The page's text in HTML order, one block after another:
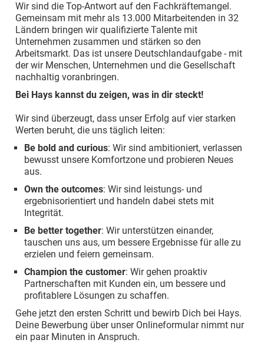
Wir sind die Top-Antwort auf den Fachkräftemangel.
Gemeinsam mit mehr als 13.000 Mitarbeitenden in 32
Ländern bringen wir qualifizierte Talente mit
Unternehmen zusammen und stärken so den
Arbeitsmarkt. Das ist unsere Deutschlandaufgabe - mit
der wir Menschen, Unternehmen und die Gesellschaft
nachhaltig voranbringen.
Bei Hays kannst du zeigen, was in dir steckt!
Wir sind überzeugt, dass unser Erfolg auf vier starken
Werten beruht, die uns täglich leiten:
Be bold and curious: Wir sind ambitioniert, verlassen
bewusst unsere Komfortzone und probieren Neues
aus.
Own the outcomes: Wir sind leistungs- und
ergebnisorientiert und handeln dabei stets mit
Integrität.
Be better together: Wir unterstützen einander,
tauschen uns aus, um bessere Ergebnisse für alle zu
erzielen und feiern gemeinsam.
Champion the customer: Wir gehen proaktiv
Partnerschaften mit Kunden ein, um bessere und
profitablere Lösungen zu schaffen.
Gehe jetzt den ersten Schritt und bewirb Dich bei Hays.
Deine Bewerbung über unser Onlineformular nimmt nur
ein paar Minuten in Anspruch.